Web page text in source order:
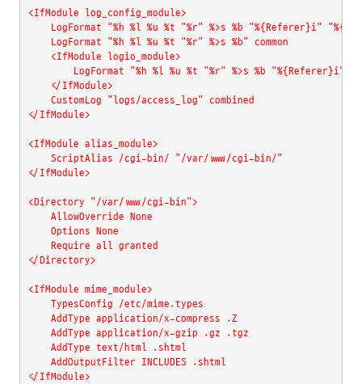
<IfModule log_config_module>
LogFormat "%h %l %u %t "%r" %>s %b "%{Referer}i"
    LogFormat "%h %l %u %t "%r" %>s %b" common
    <IfModule logio_module>
LogFormat "%h %l %u %t "%r" %>s %b "%{Referer}i"
    </IfModule>
    CustomLog "logs/access_log" combined
</IfModule>
<IfModule alias_module>
    ScriptAlias /cgi-bin/ "/var/www/cgi-bin/"
</IfModule>
<Directory "/var/www/cgi-bin">
    AllowOverride None
    Options None
    Require all granted
</Directory>
<IfModule mime_module>
    TypesConfig /etc/mime.types
    AddType application/x-compress .Z
    AddType application/x-gzip .gz .tgz
    AddType text/html .shtml
    AddOutputFilter INCLUDES .shtml
</IfModule>